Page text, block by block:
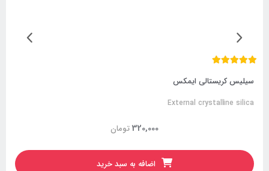
سیلیس کریستالی ایمکس
External crystalline silica
تومان 320,000
اضافه به سبد خرید